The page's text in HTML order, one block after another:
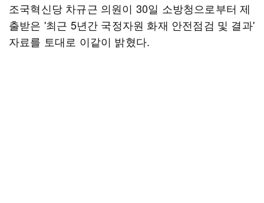
조국혁신당 차규근 의원이 30일 소방청으로부터 제
출받은 '최근 5년간 국정자원 화재 안전점검 및 결과'
자료를 토대로 이같이 밝혔다.